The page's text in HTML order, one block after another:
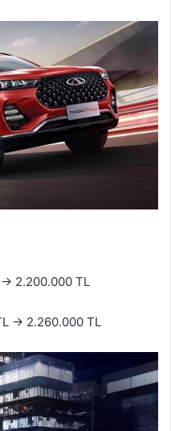
2.200.000 TL
→ 2.260.000 TL